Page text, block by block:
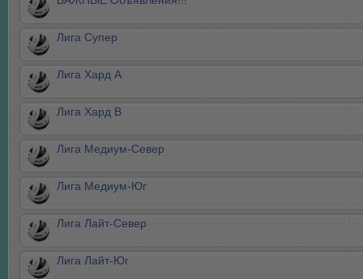
Лига Супер
Лига Хард А
Лига Хард В
Лига Медиум-Север
Лига Медиум-Юг
Лига Лайт-Север
Лига Лайт-Юг